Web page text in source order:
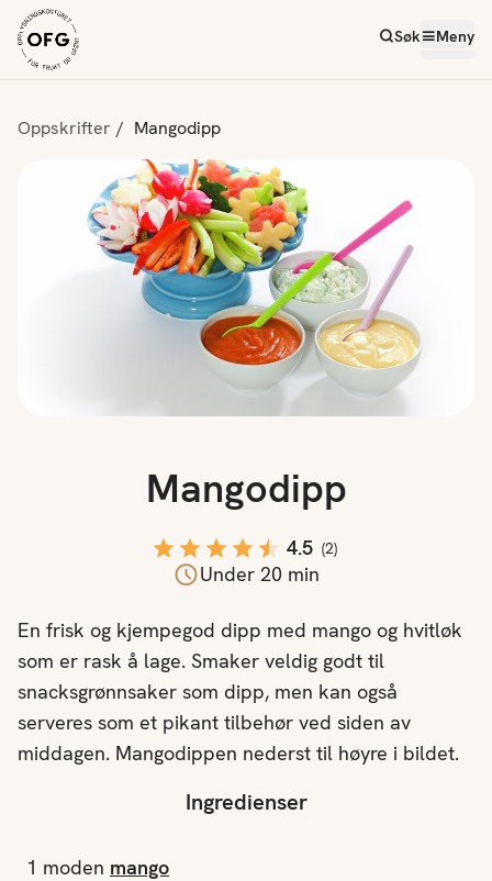
Søk Meny
Oppskrifter Mangodipp
Ingredienser
1 moden mango
Mangodipp
4.5 (2)
Under 20 min
En frisk og kjempegod dipp med mango og hvitløk
som er rask å lage. Smaker veldig godt til
snacksgrønnsaker som dipp, men kan også
serveres som et pikant tilbehør ved siden av
middagen. Mangodippen nederst til høyre i bildet.